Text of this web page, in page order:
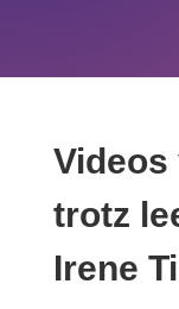
trotz
Irene